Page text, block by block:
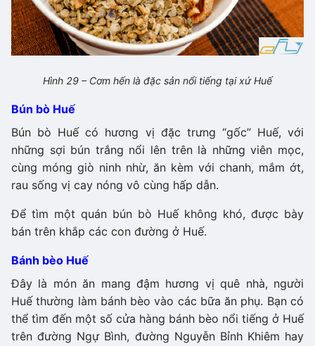
Hình 29 – Cơm hến là đặc sản nổi tiếng tại xứ Huế
Bún bò Huế
Bún bò Huế có hương vị đặc trưng “gốc” Huế, với
những sợi bún trắng nổi lên trên là những viên mọc,
cùng móng giò ninh nhừ, ăn kèm với chanh, mắm ớt,
rau sống vị cay nóng vô cùng hấp dẫn.
Để tìm một quán bún bò Huế không khó, được bày
bán trên khắp các con đường ở Huế.
Bánh bèo Huế
Đây là món ăn mang đậm hương vị quê nhà, người
Huế thường làm bánh bèo vào các bữa ăn phụ. Bạn có
thể tìm đến một số cửa hàng bánh bèo nổi tiếng ở Huế
trên đường Ngự Bình, đường Nguyễn Bỉnh Khiêm hay